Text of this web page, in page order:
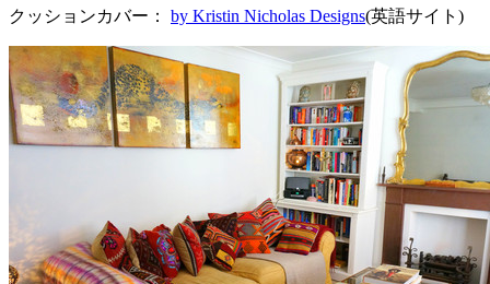
クッションカバー： by Kristin Nicholas Designs(英語サイト)